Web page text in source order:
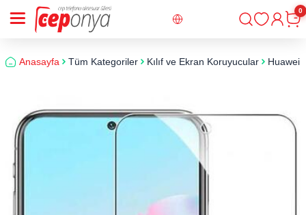
Giriş
0
Anasayfa Tüm Kategoriler Kılıf ve Ekran Koruyucular Huawei